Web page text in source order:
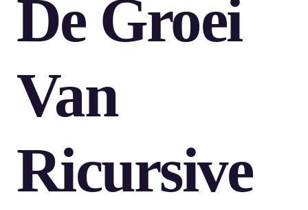
De Groei
Van
Ricursive